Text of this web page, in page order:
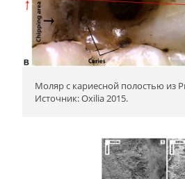
Моляр с кариесной полостью из
Источник: Oxilia 2015.